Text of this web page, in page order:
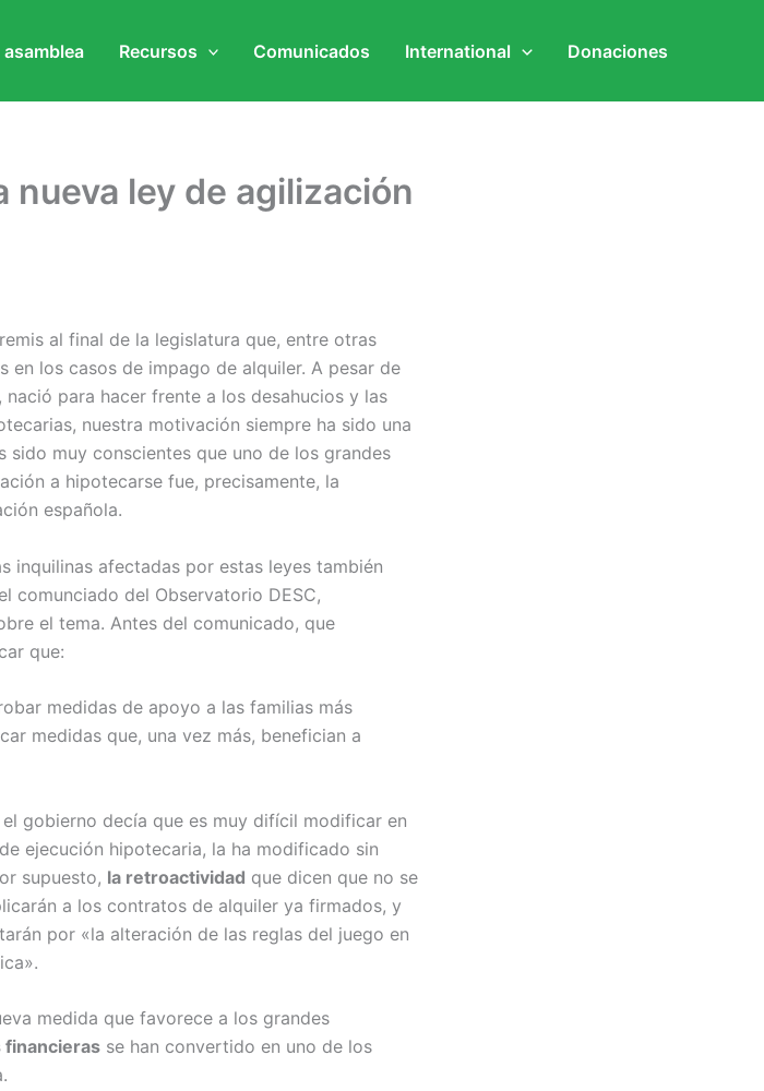
Recursos Comunicados International Donaciones
ley de agilización
al final de la legislatura que, entre otras
en los casos de impago de alquiler. A pesar de
para hacer frente a los desahucios y las
nuestra motivación siempre ha sido una
sido muy conscientes que uno de los grandes
a hipotecarse fue, precisamente, la
española.
inquilinas afectadas por estas leyes también
comunciado del Observatorio DESC,
el tema. Antes del comunicado, que
que:
medidas de apoyo a las familias más
medidas que, una vez más, benefician a
el gobierno decía que es muy difícil modificar en
ejecución hipotecaria, la ha modificado sin
supuesto, la retroactividad que dicen que no se
a los contratos de alquiler ya firmados, y
por «la alteración de las reglas del juego en
medida que favorece a los grandes
financieras se han convertido en uno de los